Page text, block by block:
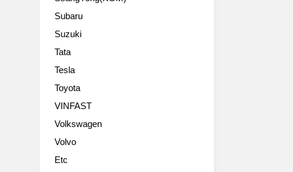
Subaru
Suzuki
Tata
Tesla
Toyota
VINFAST
Volkswagen
Volvo
Etc